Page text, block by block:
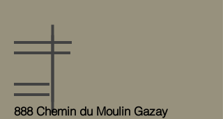
888 Chemin du Moulin Gazay